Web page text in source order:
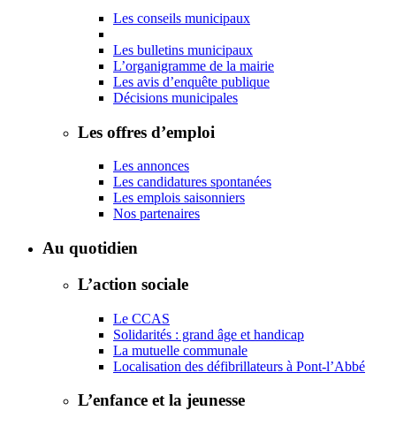
Les conseils municipaux
Les bulletins municipaux
L’organigramme de la mairie
Les avis d’enquête publique
Décisions municipales
Les offres d’emploi
Les annonces
Les candidatures spontanées
Les emplois saisonniers
Nos partenaires
Au quotidien
L’action sociale
Le CCAS
Solidarités : grand âge et handicap
La mutuelle communale
Localisation des défibrillateurs à Pont-l’Abbé
L’enfance et la jeunesse